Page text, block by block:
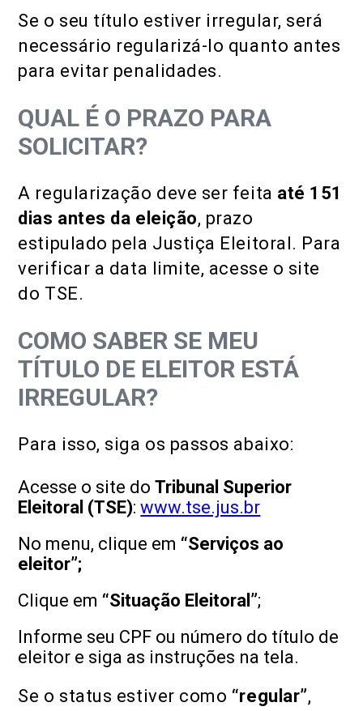
Se o seu título estiver irregular, será
necessário regularizá-lo quanto antes
para evitar penalidades.
QUAL É O PRAZO PARA
SOLICITAR?
A regularização deve ser feita até 151
dias antes da eleição, prazo
estipulado pela Justiça Eleitoral. Para
verificar a data limite, acesse o site
do TSE.
COMO SABER SE MEU
TÍTULO DE ELEITOR ESTÁ
IRREGULAR?
Para isso, siga os passos abaixo:
Acesse o site doTribunal Superior
Eleitoral (TSE):www.tse.jus.br
No menu, clique em “Serviços ao
eleitor”;
Clique em “Situação Eleitoral”;
Informe seu CPF ou número do título de
eleitor e siga as instruções na tela.
Se o status estiver como “regular”,